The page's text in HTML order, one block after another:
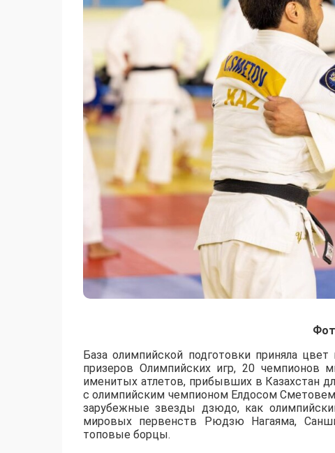
База олимпийской подготовки приняла
призеров Олимпийских игр, 20 чемпионов
именитых атлетов, прибывших в Казахстан
с олимпийским чемпионом Елдосом
зарубежные звезды дзюдо, как
мировых первенств Рюдзю Нагаяма,
топовые борцы.